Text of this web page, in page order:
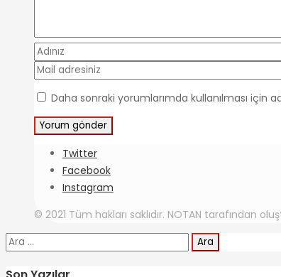
Daha sonraki yorumlarımda kullanılması için
Twitter
Facebook
Instagram
© 2021 Tüm hakları saklıdır. NOTAN tarafından
Arama: